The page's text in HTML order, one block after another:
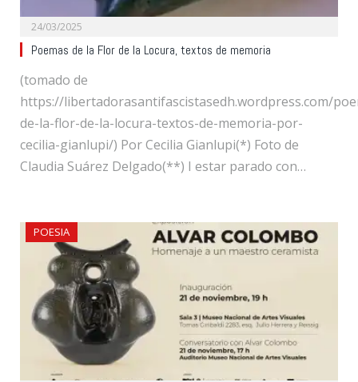
24/03/2025
Poemas de la Flor de la Locura, textos de memoria
(tomado de
https://libertadorasantifascistasedh.wordpress.com/
de-la-flor-de-la-locura-textos-de-memoria-por-
cecilia-gianlupi/) Por Cecilia Gianlupi(*) Foto de
Claudia Suárez Delgado(**) I estar parado con…
POESIA